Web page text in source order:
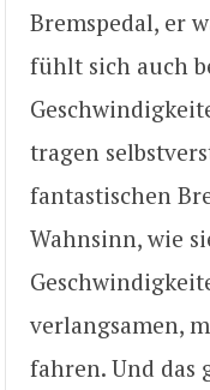
Bremspedal, er
fühlt sich auch
tragen
fantastischen
Wahnsinn, wie
verlangsamen,
fahren. Und das